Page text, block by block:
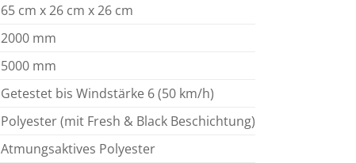
65 cm x 26 cm x 26 cm
2000 mm
5000 mm
Getestet bis Windstärke 6 (50 km/h)
Polyester (mit Fresh & Black Beschichtung)
Atmungsaktives Polyester